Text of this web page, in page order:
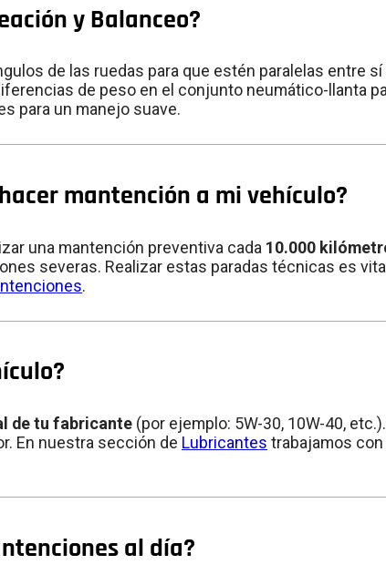
y Balanceo?
de las ruedas para que estén paralelas entre
de peso en el conjunto neumático-llanta
para un manejo suave.
mantención a mi vehículo?
una mantención preventiva cada 10.000
severas. Realizar estas paradas técnicas es
.
de tu fabricante (por ejemplo: 5W-30, 10W-40,
En nuestra sección de Lubricantes trabajamos
al día?